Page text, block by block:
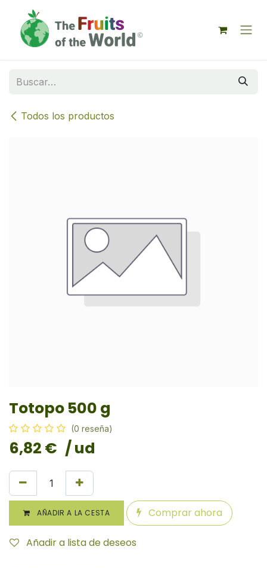
Todos los productos
Totopo 500 g
(0 reseña)
6,82 € / ud
AÑADIR A LA CESTA Comprar ahora
Añadir a lista de deseos